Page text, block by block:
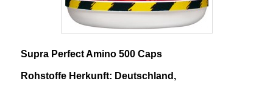
Supra Perfect Amino 500 Caps
Rohstoffe Herkunft: Deutschland,